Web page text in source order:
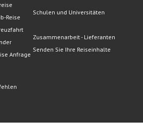
Reise
Anfrage
Schulen und Universitäten
Zusammenarbeit - Lieferanten
Senden Sie Ihre Reiseinhalte